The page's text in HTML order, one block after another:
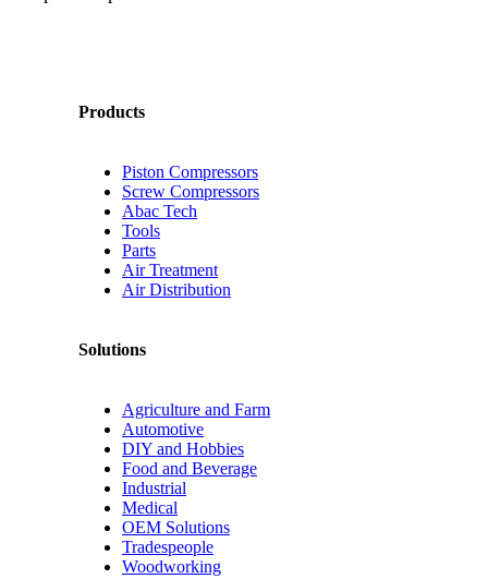
Products
Piston Compressors
Screw Compressors
Abac Tech
Tools
Parts
Air Treatment
Air Distribution
Solutions
Agriculture and Farm
Automotive
DIY and Hobbies
Food and Beverage
Industrial
Medical
OEM Solutions
Tradespeople
Woodworking